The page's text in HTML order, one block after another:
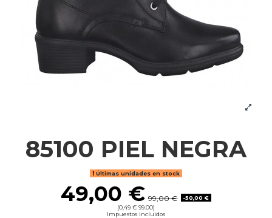
85100 PIEL NEGRA
Últimas unidades en stock
49,00 € 99,00 €
-50,00 €
(0,49 € 99.00)
Impuestos incluidos